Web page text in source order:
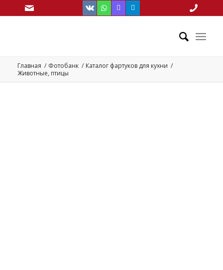
Главная / Фотобанк / Каталог фартуков для кухни /
Животные, птицы